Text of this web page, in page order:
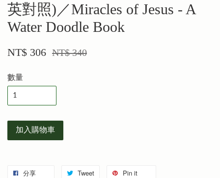
英對照)／Miracles of Jesus - A
Water Doodle Book
NT$ 306 NT$ 340
數量
加入購物車
分享 Tweet Pin it